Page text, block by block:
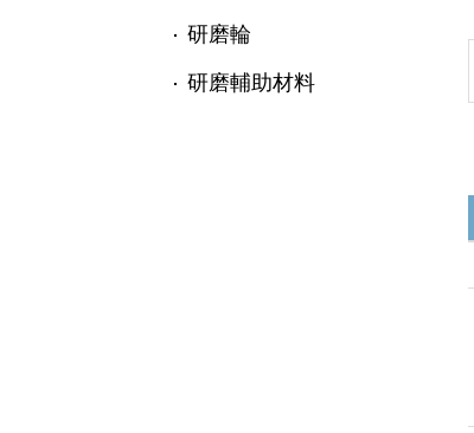
研磨輪
研磨輔助材料